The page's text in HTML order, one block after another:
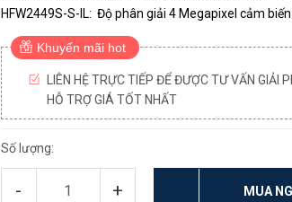
HFW2449S-S-IL: Độ phân giải 4 Megapixel cảm biến CMOS
kích thước 1/3” Chuẩn nén H265+, 4 MP (2688 ×
fps, 2560×1440@25/30...
Khuyến mãi hot
LIÊN HỆ TRỰC TIẾP ĐỂ ĐƯỢC TƯ VẤN GIẢI
HỖ TRỢ GIÁ TỐT NHẤT
Số lượng:
- + MUA